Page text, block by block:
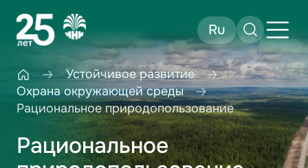
Ru
Устойчивое развитие
Охрана окружающей среды
Рациональное природопользование
Рациональное